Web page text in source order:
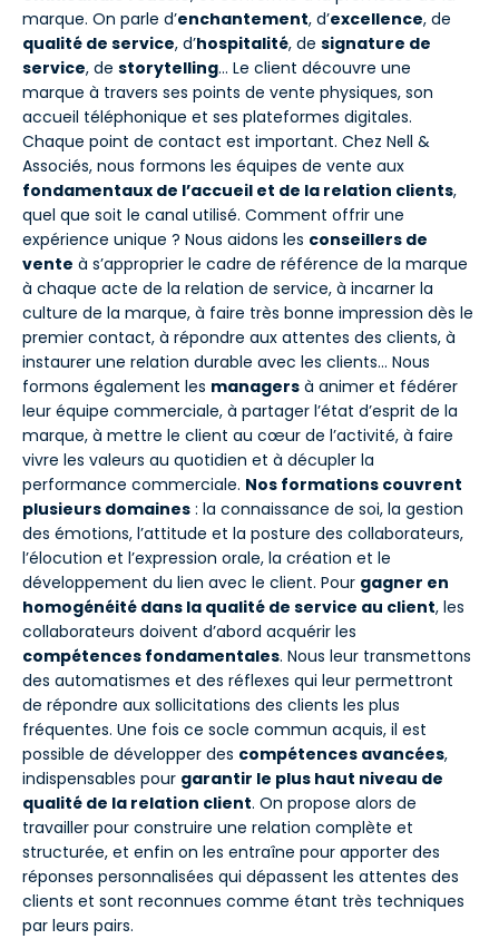
marque. On parle d’enchantement, d’excellence, de
qualité de service, d’hospitalité, de signature de
service, de storytelling… Le client découvre une
marque à travers ses points de vente physiques, son
accueil téléphonique et ses plateformes digitales.
Chaque point de contact est important. Chez Nell &
Associés, nous formons les équipes de vente aux
fondamentaux de l’accueil et de la relation clients,
quel que soit le canal utilisé. Comment offrir une
expérience unique ? Nous aidons les conseillers de
vente à s’approprier le cadre de référence de la marque
à chaque acte de la relation de service, à incarner la
culture de la marque, à faire très bonne impression dès le
premier contact, à répondre aux attentes des clients, à
instaurer une relation durable avec les clients… Nous
formons également les managers à animer et fédérer
leur équipe commerciale, à partager l’état d’esprit de la
marque, à mettre le client au cœur de l’activité, à faire
vivre les valeurs au quotidien et à décupler la
performance commerciale. Nos formations couvrent
plusieurs domaines : la connaissance de soi, la gestion
des émotions, l’attitude et la posture des collaborateurs,
l’élocution et l’expression orale, la création et le
développement du lien avec le client. Pour gagner en
homogénéité dans la qualité de service au client, les
collaborateurs doivent d’abord acquérir les
compétences fondamentales. Nous leur transmettons
des automatismes et des réflexes qui leur permettront
de répondre aux sollicitations des clients les plus
fréquentes. Une fois ce socle commun acquis, il est
possible de développer des compétences avancées,
indispensables pour garantir le plus haut niveau de
qualité de la relation client. On propose alors de
travailler pour construire une relation complète et
structurée, et enfin on les entraîne pour apporter des
réponses personnalisées qui dépassent les attentes des
clients et sont reconnues comme étant très techniques
par leurs pairs.